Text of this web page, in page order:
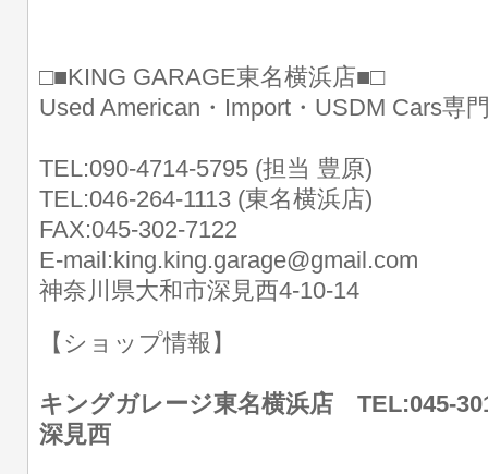
□■KING GARAGE東名横浜店■□
Used American・Import・USDM Cars専
TEL:090-4714-5795 (担当 豊原)
TEL:046-264-1113 (東名横浜店)
FAX:045-302-7122
E-mail:king.king.garage@gmail.com
神奈川県大和市深見西4-10-14
【ショップ情報】
キングガレージ東名横浜店 TEL:045-
深見西